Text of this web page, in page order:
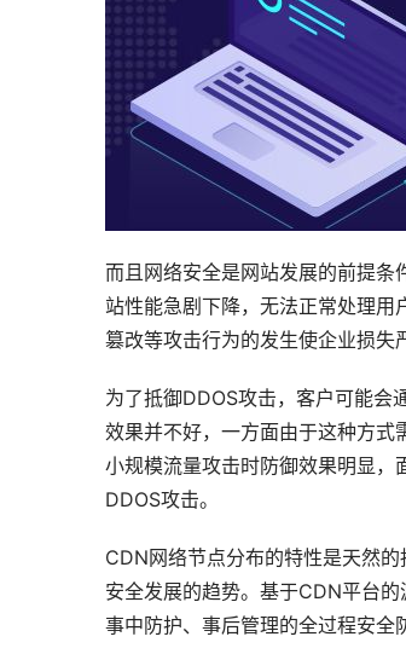
而且网络安全是网站发展的前提
站性能急剧下降，无法正常处理用
篡改等攻击行为的发生使企业损失
为了抵御DDOS攻击，客户可能会
效果并不好，一方面由于这种方式
小规模流量攻击时防御效果明显，
DDOS攻击。
CDN网络节点分布的特性是天然
安全发展的趋势。基于CDN平台
事中防护、事后管理的全过程安全